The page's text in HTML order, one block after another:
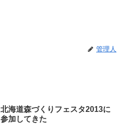
管理人
北海道森づくりフェスタ2013に
参加してきた